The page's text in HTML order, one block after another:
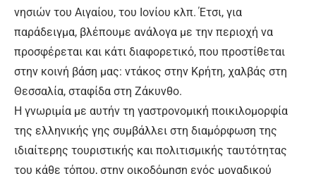
νησιών του Αιγαίου, του Ιονίου κλπ. Έτσι, για
παράδειγμα, βλέπουμε ανάλογα με την περιοχή να
προσφέρεται και κάτι διαφορετικό, που προστίθεται
στην κοινή βάση μας: ντάκος στην Κρήτη, χαλβάς στη
Θεσσαλία, σταφίδα στη Ζάκυνθο.
Η γνωριμία με αυτήν τη γαστρονομική ποικιλομορφία
της ελληνικής γης συμβάλλει στη διαμόρφωση της
ιδιαίτερης τουριστικής και πολιτισμικής ταυτότητας
του κάθε τόπου, στην οικοδόμηση ενός μοναδικού